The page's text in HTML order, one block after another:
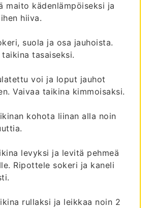
maito kädenlämpöiseksi ja
hiiva.
suola ja osa jauhoista.
tasaiseksi.
voi ja loput jauhot
Vaivaa taikina kimmoisaksi.
kohota liinan alla noin
levyksi ja levitä pehmeä
Ripottele sokeri ja kaneli
rullaksi ja leikkaa noin 2